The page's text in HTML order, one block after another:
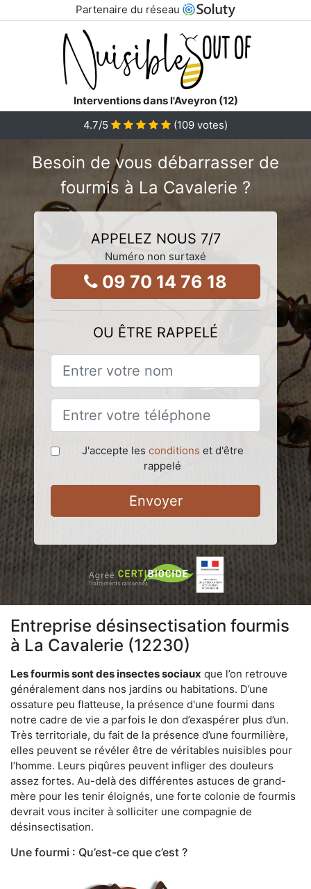
Partenaire du réseau
Interventions dans l'Aveyron (12)
4.7/5 (109 votes)
Besoin de vous débarrasser de
fourmis à La Cavalerie ?
APPELEZ NOUS 7/7
Numéro non surtaxé
09 70 14 76 18
OU ÊTRE RAPPELÉ
J'accepte les conditions et d'être
rappelé
Envoyer
Entreprise désinsectisation fourmis
à La Cavalerie (12230)
Les fourmis sont des insectes sociaux que l’on retrouve
généralement dans nos jardins ou habitations. D’une
ossature peu flatteuse, la présence d'une fourmi dans
notre cadre de vie a parfois le don d’exaspérer plus d’un.
Très territoriale, du fait de la présence d’une fourmilière,
elles peuvent se révéler être de véritables nuisibles pour
l’homme. Leurs piqûres peuvent infliger des douleurs
assez fortes. Au-delà des différentes astuces de grand-
mère pour les tenir éloignés, une forte colonie de fourmis
devrait vous inciter à solliciter une compagnie de
désinsectisation.
Une fourmi : Qu’est-ce que c’est ?